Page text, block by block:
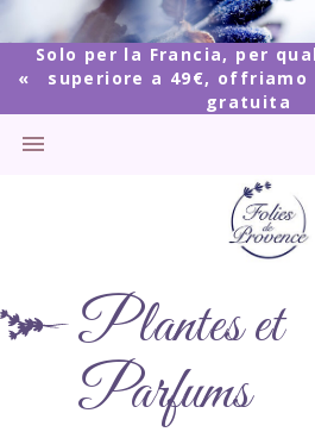
Solo per la Francia, per
superiore a 49€, offriamo
gratuita

Plantes et
Parfums